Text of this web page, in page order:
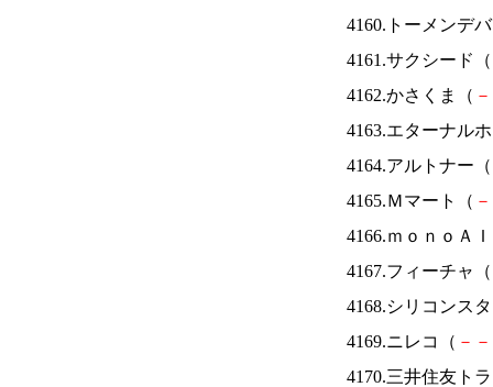
4160.トーメンデ
4161.サクシード（
4162.かさくま（ －
4163.エターナル
4164.アルトナー（
4165.Ｍマート（ －
4166.ｍｏｎｏＡ
4167.フィーチャ（
4168.シリコンス
4169.ニレコ（ － －
4170.三井住友ト